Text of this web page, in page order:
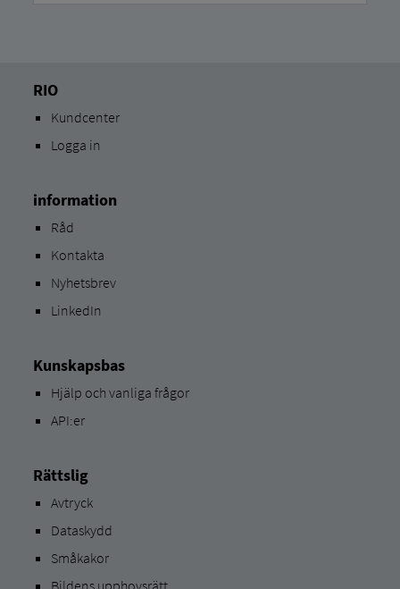
RIO
Kundcenter
Logga in
information
Råd
Kontakta
Nyhetsbrev
LinkedIn
Kunskapsbas
Hjälp och vanliga frågor
API:er
Rättslig
Avtryck
Dataskydd
Småkakor